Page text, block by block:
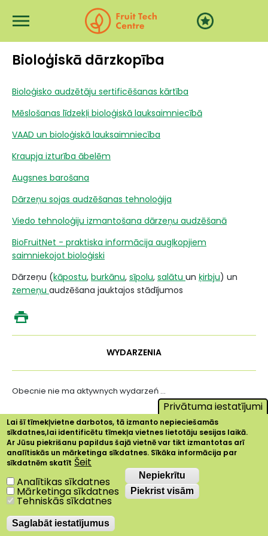
Bioloģiskā dārzkopība
Bioloģisko audzētāju sertificēšanas kārtība
Mēslošanas līdzekļi bioloģiskā lauksaimniecībā
VAAD un bioloģiskā lauksaimniecība
Kraupja izturība ābelēm
Augsnes barošana
Dārzeņu sojas audzēšanas tehnoloģija
Viedo tehnoloģiju izmantošana dārzeņu audzēšanā
BioFruitNet - praktiska informācija augļkopjiem
saimniekojot bioloģiski
Dārzeņu (kāpostu, burkānu, sīpolu, salātu un ķirbju) un
zemeņu audzēšana jauktajos stādījumos
WYDARZENIA
Obecnie nie ma aktywnych wydarzeń ...
Privātuma iestatījumi
Lai šī tīmekļvietne darbotos, tā izmanto nepieciešamās
sīkdatnes,lai identificētu tīmekļa vietnes lietotāju sesijas laikā.
Ar Jūsu piekrišanu papildus šajā vietnē var tikt izmantotas arī
analītiskās un mārketinga sīkdatnes. Sīkāka informācija par
sīkdatnēm skatīt Šeit
Analītikas sīkdatnes
Mārketinga sīkdatnes
Tehniskās sīkdatnes
Saglabāt iestatījumus
Nepiekrītu
Piekrist visām
Nepiekrītu